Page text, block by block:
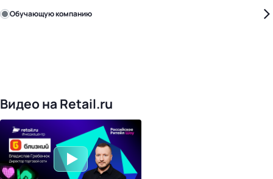
Обучающую компанию
Видео на Retail.ru